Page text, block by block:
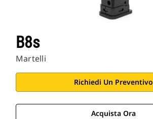
B8s
Martelli
Richiedi Un Preventivo
Acquista Ora